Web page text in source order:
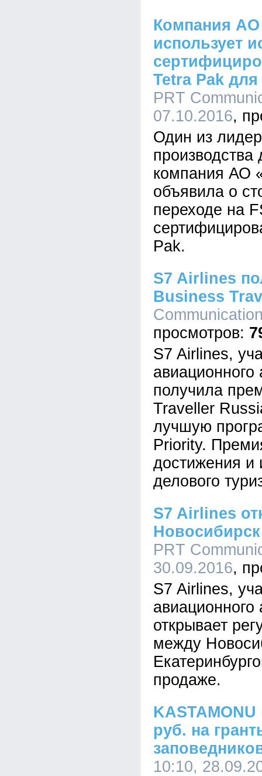
Компания АО
использует
Tetra Pak
PRT
07.10.2016
Один из
производства
компания
объявила о
переходе на
Pak.
S7 Airlines
Business
S7 Airlines,
получила
Traveller
лучшую
Priority.
достижения и
делового
S7 Airlines
Новосибирск
PRT
30.09.2016
S7 Airlines,
открывает
между
продаже.
руб. на
10:10,